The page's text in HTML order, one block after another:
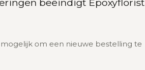
om een nieuwe bestelling te